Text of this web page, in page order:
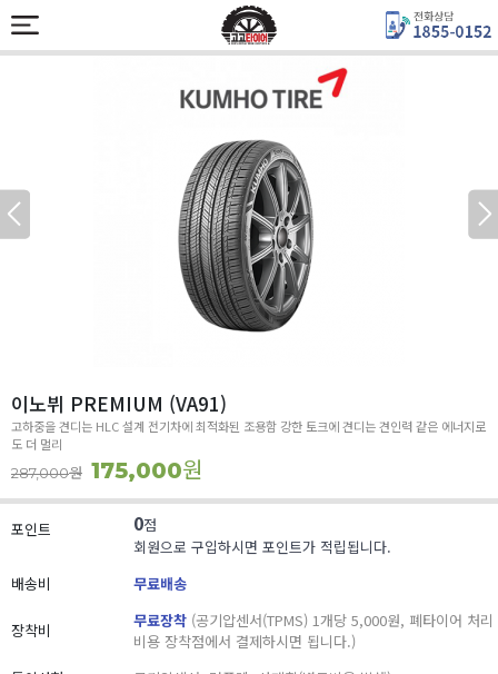
이노뷔 PREMIUM (VA91)
고하중을 견디는 HLC 설계 전기차에 최적화된 조용함 강한 토크에 견디는 견인력 같은 에너지로
도 더 멀리
287,000원 175,000원
포인트 0점
회원으로 구입하시면 포인트가 적립됩니다.
배송비
무료배송
장착비 무료장착 (공기압센서(TPMS) 1개당 5,000원, 폐타이어 처리
비용 장착점에서 결제하시면 됩니다.)